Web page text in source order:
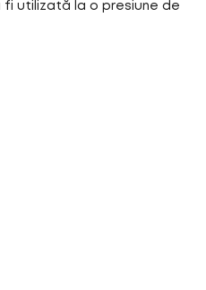
utilizată la o presiune de